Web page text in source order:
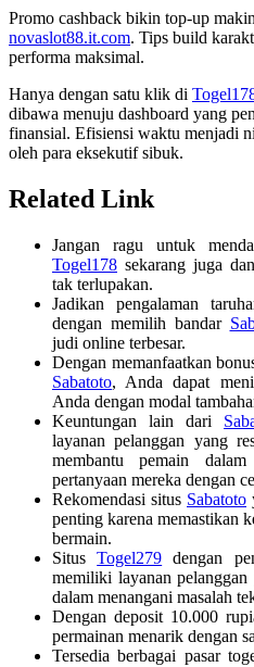
Promo cashback bikin top-up
novaslot88.it.com. Tips build
performa maksimal.
Hanya dengan satu klik di
dibawa menuju dashboard yang
finansial. Efisiensi waktu menjadi
oleh para eksekutif sibuk.
Related Link
Jangan ragu untuk
Togel178 sekarang juga
tak terlupakan.
Jadikan pengalaman
dengan memilih bandar
judi online terbesar.
Dengan memanfaatkan
Sabatoto, Anda dapat
Anda dengan modal
Keuntungan lain dari
layanan pelanggan yang
membantu pemain
pertanyaan mereka dengan
Rekomendasi situs Sabatoto
penting karena memastikan
bermain.
SitusTogel279 dengan
memiliki layanan
dalam menangani masalah
Dengan deposit 10.000
permainan menarik dengan
Tersedia berbagai pasar